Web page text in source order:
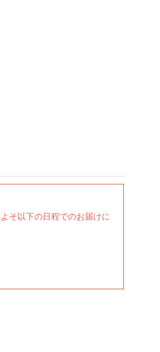
そ以下の日程でのお届けに